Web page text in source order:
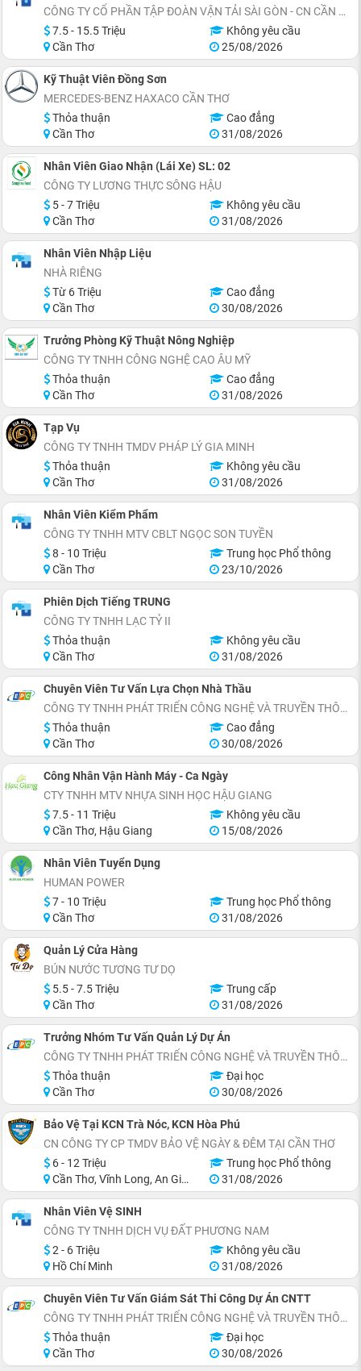
CÔNG TY CỔ PHẦN TẬP ĐOÀN VẬN TẢI SÀI GÒN - CN CẦN THƠ
7.5 - 15.5 Triệu
Không yêu cầu
Cần Thơ
25/08/2026
Kỹ Thuật Viên Đồng Sơn
MERCEDES-BENZ HAXACO CẦN THƠ
Thỏa thuận
Cao đẳng
Cần Thơ
31/08/2026
Nhân Viên Giao Nhận (Lái Xe) SL: 02
CÔNG TY LƯƠNG THỰC SÔNG HẬU
5 - 7 Triệu
Không yêu cầu
Cần Thơ
31/08/2026
Nhân Viên Nhập Liệu
NHÀ RIÊNG
Từ 6 Triệu
Cao đẳng
Cần Thơ
30/08/2026
Trưởng Phòng Kỹ Thuật Nông Nghiệp
CÔNG TY TNHH CÔNG NGHỆ CAO ÂU MỸ
Thỏa thuận
Cao đẳng
Cần Thơ
31/08/2026
Tạp Vụ
CÔNG TY TNHH TMDV PHÁP LÝ GIA MINH
Thỏa thuận
Không yêu cầu
Cần Thơ
31/08/2026
Nhân Viên Kiểm Phẩm
CÔNG TY TNHH MTV CBLT NGỌC SON TUYỀN
8 - 10 Triệu
Trung học Phổ thông
Cần Thơ
23/10/2026
Phiên Dịch Tiếng TRUNG
CÔNG TY TNHH LẠC TỶ II
Thỏa thuận
Không yêu cầu
Cần Thơ
31/08/2026
Chuyên Viên Tư Vấn Lựa Chọn Nhà Thầu
CÔNG TY TNHH PHÁT TRIỂN CÔNG NGHỆ VÀ TRUYỀN THÔNG EPC
Thỏa thuận
Cao đẳng
Cần Thơ
30/08/2026
Công Nhân Vận Hành Máy - Ca Ngày
CTY TNHH MTV NHỰA SINH HỌC HẬU GIANG
7.5 - 11 Triệu
Không yêu cầu
Cần Thơ, Hậu Giang
15/08/2026
Nhân Viên Tuyển Dụng
HUMAN POWER
7 - 10 Triệu
Trung học Phổ thông
Cần Thơ
31/08/2026
Quản Lý Cửa Hàng
BÚN NƯỚC TƯƠNG TƯ DỌ
5.5 - 7.5 Triệu
Trung cấp
Cần Thơ
31/08/2026
Trưởng Nhóm Tư Vấn Quản Lý Dự Án
CÔNG TY TNHH PHÁT TRIỂN CÔNG NGHỆ VÀ TRUYỀN THÔNG EPC
Thỏa thuận
Đại học
Cần Thơ
30/08/2026
Bảo Vệ Tại KCN Trà Nóc, KCN Hòa Phú
CN CÔNG TY CP TMDV BẢO VỆ NGÀY & ĐÊM TẠI CẦN THƠ
6 - 12 Triệu
Trung học Phổ thông
Cần Thơ, Vĩnh Long, An Giang, Kiên Giang, Hậu Giang, Sóc Trăng
31/08/2026
Nhân Viên Vệ SINH
CÔNG TY TNHH DỊCH VỤ ĐẤT PHƯƠNG NAM
2 - 6 Triệu
Không yêu cầu
Hồ Chí Minh
31/08/2026
Chuyên Viên Tư Vấn Giám Sát Thi Công Dự Án CNTT
CÔNG TY TNHH PHÁT TRIỂN CÔNG NGHỆ VÀ TRUYỀN THÔNG EPC
Thỏa thuận
Đại học
Cần Thơ
30/08/2026